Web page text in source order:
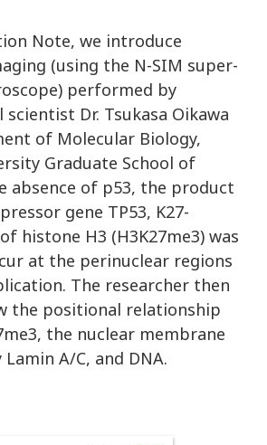
Note, we introduce
(using the N-SIM super-
performed by
Dr. Tsukasa Oikawa
of Molecular Biology,
Graduate School of
absence of p53, the product
gene TP53, K27-
histone H3 (H3K27me3) was
at the perinuclear regions
The researcher then
the positional relationship
the nuclear membrane
A/C, and DNA.